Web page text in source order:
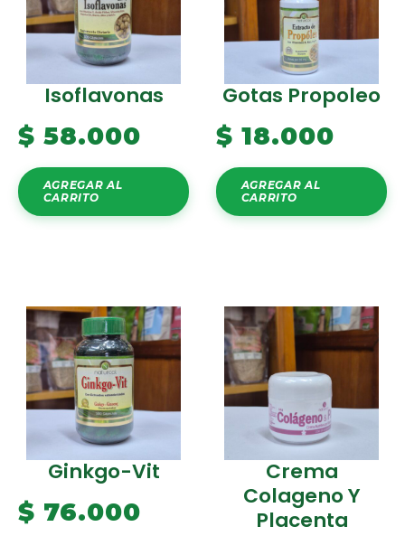
Isoflavonas
$ 58.000
AGREGAR AL
CARRITO
Gotas Propoleo
$ 18.000
AGREGAR AL
CARRITO
Ginkgo-Vit
$ 76.000
Crema
Colageno Y
Placenta